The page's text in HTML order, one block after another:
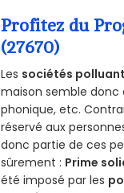
Profitez du
(27670)
Les sociétés
maison semble donc
phonique, etc.
réservé aux
donc partie de ces
sûrement : Prime
été imposé par les